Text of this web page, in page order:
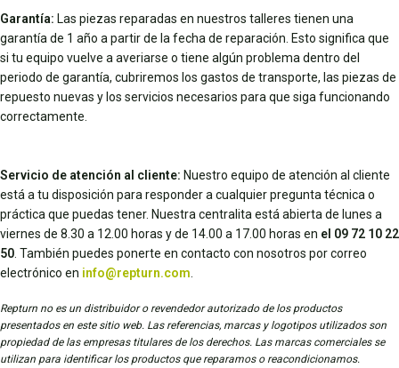
Garantía: Las piezas reparadas en nuestros talleres tienen una
garantía de 1 año a partir de la fecha de reparación. Esto significa que
si tu equipo vuelve a averiarse o tiene algún problema dentro del
periodo de garantía, cubriremos los gastos de transporte, las piezas de
repuesto nuevas y los servicios necesarios para que siga funcionando
correctamente.
Servicio de atención al cliente: Nuestro equipo de atención al cliente
está a tu disposición para responder a cualquier pregunta técnica o
práctica que puedas tener. Nuestra centralita está abierta de lunes a
viernes de 8.30 a 12.00 horas y de 14.00 a 17.00 horas en el 09 72 10 22
50 . También puedes ponerte en contacto con nosotros por correo
electrónico en info@repturn.com
Repturn no es un distribuidor o revendedor autorizado de los productos
presentados en este sitio web. Las referencias, marcas y logotipos utilizados son
propiedad de las empresas titulares de los derechos. Las marcas comerciales se
utilizan para identificar los productos que reparamos o reacondicionamos.